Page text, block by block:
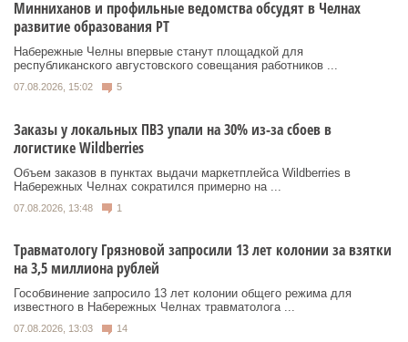
Минниханов и профильные ведомства обсудят в Челнах
развитие образования РТ
Набережные Челны впервые станут площадкой для
республиканского августовского совещания работников ...
07.08.2026, 15:02 5
Заказы у локальных ПВЗ упали на 30% из-за сбоев в
логистике Wildberries
Объем заказов в пунктах выдачи маркетплейса Wildberries в
Набережных Челнах сократился примерно на ...
07.08.2026, 13:48 1
Травматологу Грязновой запросили 13 лет колонии за взятки
на 3,5 миллиона рублей
Гособвинение запросило 13 лет колонии общего режима для
известного в Набережных Челнах травматолога ...
07.08.2026, 13:03 14